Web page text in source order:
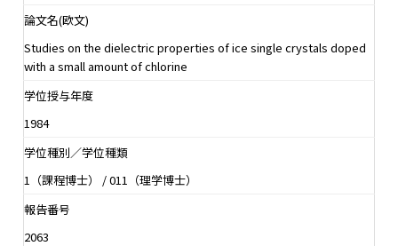
論文名(欧文)
Studies on the dielectric properties of ice single crystals doped
with a small amount of chlorine
学位授与年度
1984
学位種別／学位種類
1（課程博士） / 011（理学博士）
報告番号
2063